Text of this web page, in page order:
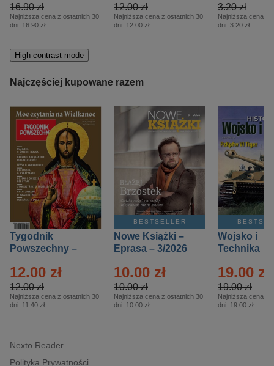
16.90 zł
Najniższa cena z ostatnich 30
dni: 16.90 zł
12.00 zł
Najniższa cena z ostatnich 30
dni: 12.00 zł
3.20 zł
Najniższa cena z
dni: 3.20 zł
High-contrast mode
Najczęściej kupowane razem
Tygodnik
Powszechny –
12.00 zł
12.00 zł
Najniższa cena z ostatnich 30
dni: 11.40 zł
BESTSELLER
Nowe Książki –
Eprasa – 3/2026
10.00 zł
10.00 zł
Najniższa cena z ostatnich 30
dni: 10.00 zł
Wojsko i
Technika
– 2/2026
19.00 zł
19.00 zł
Najniższa cena z
dni: 19.00 zł
Nexto Reader
Polityka Prywatności